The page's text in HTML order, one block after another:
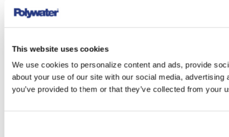
This website uses cookies
We use cookies to personalize content and ads, provide
about your use of our site with our social media,
you’ve provided to them or that they’ve collected from your